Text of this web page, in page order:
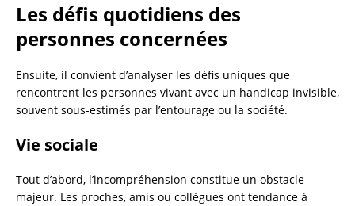
Les défis quotidiens des
personnes concernées
Ensuite, il convient d’analyser les défis uniques que
rencontrent les personnes vivant avec un handicap invisible,
souvent sous-estimés par l’entourage ou la société.
Vie sociale
Tout d’abord, l’incompréhension constitue un obstacle
majeur. Les proches, amis ou collègues ont tendance à